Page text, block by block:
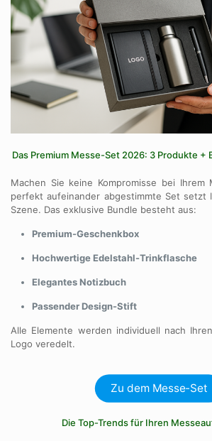
Das Premium Messe-Set 2026: 3 Produkte +
Machen Sie keine Kompromisse bei Ihrem
perfekt aufeinander abgestimmte Set setzt
Szene. Das exklusive Bundle besteht aus:
Premium-Geschenkbox
Hochwertige Edelstahl-Trinkflasche
Elegantes Notizbuch
Passender Design-Stift
Alle Elemente werden individuell nach
Logo veredelt.
Zu dem Messe-Set
Die Top-Trends für Ihren